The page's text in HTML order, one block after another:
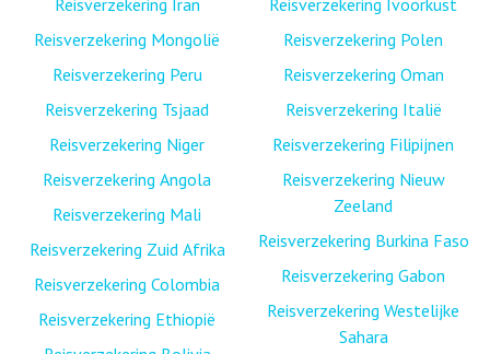
Reisverzekering Mongolië
Reisverzekering Peru
Reisverzekering Tsjaad
Reisverzekering Niger
Reisverzekering Angola
Reisverzekering Mali
Reisverzekering Zuid Afrika
Reisverzekering Colombia
Reisverzekering Ethiopië
Reisverzekering Polen
Reisverzekering Oman
Reisverzekering Italië
Reisverzekering Filipijnen
Reisverzekering Nieuw
Zeeland
Reisverzekering Burkina Faso
Reisverzekering Gabon
Reisverzekering Westelijke
Sahara